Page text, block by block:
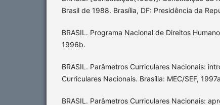
Brasil de 1988. Brasília, DF: Presidência da
BRASIL. Programa Nacional de Direitos
1996b.
BRASIL. Parâmetros Curriculares Nacionais:
Curriculares Nacionais. Brasília: MEC/SEF,
BRASIL. Parâmetros Curriculares Nacionais: